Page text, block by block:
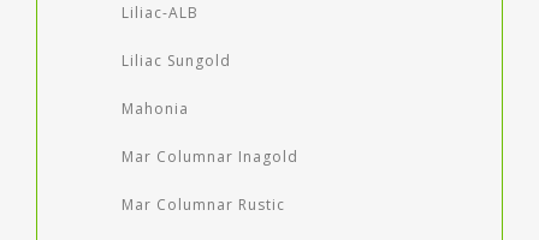
Liliac-ALB
Liliac Sungold
Mahonia
Mar Columnar Inagold
Mar Columnar Rustic